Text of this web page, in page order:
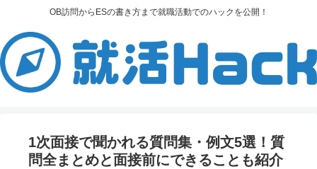
OB訪問からESの書き方まで就職活動でのハックを公開！
1次面接で聞かれる質問集・例文5選！質
問全まとめと面接前にできることも紹介